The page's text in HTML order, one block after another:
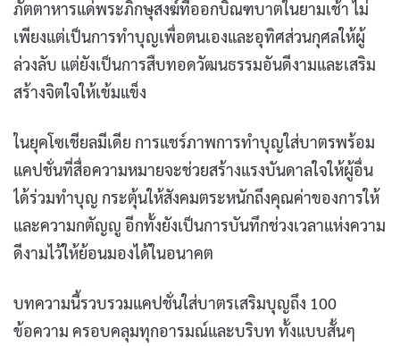
ภัตตาหารแด่พระภิกษุสงฆ์ที่ออกบิณฑบาตในยามเช้า ไม่
เพียงแต่เป็นการทำบุญเพื่อตนเองและอุทิศส่วนกุศลให้ผู้
ล่วงลับ แต่ยังเป็นการสืบทอดวัฒนธรรมอันดีงามและเสริม
สร้างจิตใจให้เข้มแข็ง
ในยุคโซเชียลมีเดีย การแชร์ภาพการทำบุญใส่บาตรพร้อม
แคปชั่นที่สื่อความหมายจะช่วยสร้างแรงบันดาลใจให้ผู้อื่น
ได้ร่วมทำบุญ กระตุ้นให้สังคมตระหนักถึงคุณค่าของการให้
และความกตัญญู อีกทั้งยังเป็นการบันทึกช่วงเวลาแห่งความ
ดีงามไว้ให้ย้อนมองได้ในอนาคต
บทความนี้รวบรวมแคปชั่นใส่บาตรเสริมบุญถึง 100
ข้อความ ครอบคลุมทุกอารมณ์และบริบท ทั้งแบบสั้นๆ